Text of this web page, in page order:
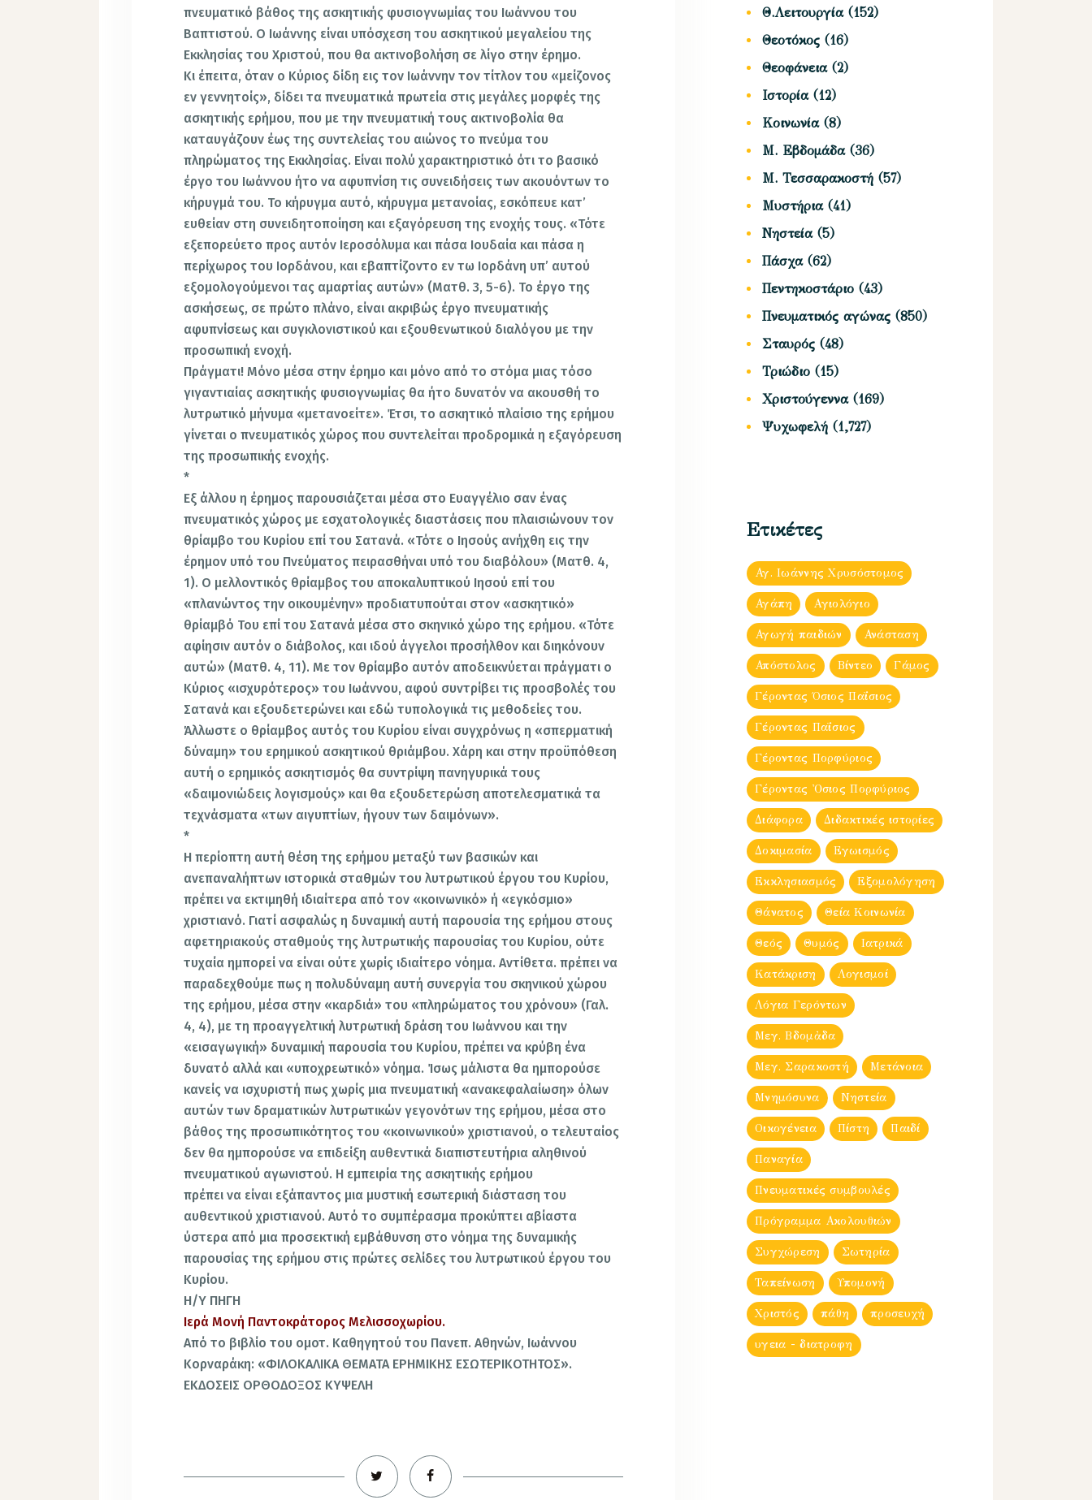
πνευματικό βάθος της ασκητικής φυσιογνωμίας του Ιωάννου του
Βαπτιστού. Ο Ιωάννης είναι υπόσχεση του ασκητικού μεγαλείου της
Εκκλησίας του Χριστού, που θα ακτινοβολήση σε λίγο στην έρημο.
Κι έπειτα, όταν ο Κύριος δίδη εις τον Ιωάννην τον τίτλον του «μείζονος
εν γεννητοίς», δίδει τα πνευματικά πρωτεία στις μεγάλες μορφές της
ασκητικής ερήμου, που με την πνευματική τους ακτινοβολία θα
καταυγάζουν έως της συντελείας του αιώνος το πνεύμα του
πληρώματος της Εκκλησίας. Είναι πολύ χαρακτηριστικό ότι το βασικό
έργο του Ιωάννου ήτο να αφυπνίση τις συνειδήσεις των ακουόντων το
κήρυγμά του. Το κήρυγμα αυτό, κήρυγμα μετανοίας, εσκόπευε κατ’
ευθείαν στη συνειδητοποίηση και εξαγόρευση της ενοχής τους. «Τότε
εξεπορεύετο προς αυτόν Ιεροσόλυμα και πάσα Ιουδαία και πάσα η
περίχωρος του Ιορδάνου, και εβαπτίζοντο εν τω Ιορδάνη υπ’ αυτού
εξομολογούμενοι τας αμαρτίας αυτών» (Ματθ. 3, 5-6). Το έργο της
ασκήσεως, σε πρώτο πλάνο, είναι ακριβώς έργο πνευματικής
αφυπνίσεως και συγκλονιστικού και εξουθενωτικού διαλόγου με την
προσωπική ενοχή.
Πράγματι! Μόνο μέσα στην έρημο και μόνο από το στόμα μιας τόσο
γιγαντιαίας ασκητικής φυσιογνωμίας θα ήτο δυνατόν να ακουσθή το
λυτρωτικό μήνυμα «μετανοείτε». Έτσι, το ασκητικό πλαίσιο της ερήμου
γίνεται ο πνευματικός χώρος που συντελείται προδρομικά η εξαγόρευση
της προσωπικής ενοχής.
*
Εξ άλλου η έρημος παρουσιάζεται μέσα στο Ευαγγέλιο σαν ένας
πνευματικός χώρος με εσχατολογικές διαστάσεις που πλαισιώνουν τον
θρίαμβο του Κυρίου επί του Σατανά. «Τότε ο Ιησούς ανήχθη εις την
έρημον υπό του Πνεύματος πειρασθήναι υπό του διαβόλου» (Ματθ. 4,
1). Ο μελλοντικός θρίαμβος του αποκαλυπτικού Ιησού επί του
«πλανώντος την οικουμένην» προδιατυπούται στον «ασκητικό»
θρίαμβό Του επί του Σατανά μέσα στο σκηνικό χώρο της ερήμου. «Τότε
αφίησιν αυτόν ο διάβολος, και ιδού άγγελοι προσήλθον και διηκόνουν
αυτώ» (Ματθ. 4, 11). Με τον θρίαμβο αυτόν αποδεικνύεται πράγματι ο
Κύριος «ισχυρότερος» του Ιωάννου, αφού συντρίβει τις προσβολές του
Σατανά και εξουδετερώνει και εδώ τυπολογικά τις μεθοδείες του.
Άλλωστε ο θρίαμβος αυτός του Κυρίου είναι συγχρόνως η «σπερματική
δύναμη» του ερημικού ασκητικού θριάμβου. Χάρη και στην προϋπόθεση
αυτή ο ερημικός ασκητισμός θα συν­τρίψη πανηγυρικά τους
«δαιμονιώδεις λογισμούς» και θα εξουδετερώση αποτελεσματικά τα
τεχνάσματα «των αιγυπτίων, ήγουν των δαιμόνων».
*
Η περίοπτη αυτή θέση της ερήμου μεταξύ των βασικών και
ανεπαναλήπτων ιστορικά σταθμών του λυτρωτικού έργου του Κυρίου,
πρέπει να εκτιμηθή ιδιαίτερα από τον «κοινωνικό» ή «εγκόσμιο»
χριστιανό. Γιατί ασφαλώς η δυναμική αυτή παρουσία της ερήμου στους
αφετηριακούς σταθμούς της λυτρωτικής παρουσίας του Κυρίου, ούτε
τυχαία ημπορεί να είναι ούτε χωρίς ιδιαίτερο νόημα. Αντίθετα. πρέπει να
παραδεχθούμε πως η πολυδύναμη αυτή συνεργία του σκηνικού χώρου
της ερήμου, μέσα στην «καρδιά» του «πληρώματος του χρόνου» (Γαλ.
4, 4), με τη προαγγελτική λυτρωτική δράση του Ιωάννου και την
«εισαγωγική» δυναμική παρουσία του Κυρίου, πρέπει να κρύβη ένα
δυνατό αλλά και «υποχρεωτικό» νόημα. Ίσως μάλιστα θα ημπορούσε
κανείς να ισχυριστή πως χωρίς μια πνευματική «ανακεφαλαίωση» όλων
αυτών των δραματικών λυτρωτικών γεγονότων της ερήμου, μέσα στο
βάθος της προσωπικότητος του «κοινωνικού» χριστιανού, ο τελευταίος
δεν θα ημπορούσε να επιδείξη αυθεντικά διαπιστευτήρια αληθινού
πνευματικού αγωνιστού. Η εμπειρία της ασκητικής ερήμου
πρέπει να είναι εξάπαντος μια μυστική εσωτερική διάσταση του
αυθεντικού χριστιανού. Αυτό το συμπέρασμα προκύπτει αβίαστα
ύστερα από μια προσεκτική εμβάθυνση στο νόημα της δυναμικής
παρουσίας της ερήμου στις πρώτες σελίδες του λυτρωτικού έργου του
Κυρίου.
Η/Υ ΠΗΓΗ
Ιερά Μονή Παντοκράτορος Μελισσοχωρίου.
Από το βιβλίο του ομοτ. Καθηγητού του Πανεπ. Αθηνών, Ιωάννου
Κορναράκη: «ΦΙΛΟΚΑΛΙΚΑ ΘΕΜΑΤΑ ΕΡΗΜΙΚΗΣ ΕΣΩΤΕΡΙΚΟΤΗΤΟΣ».
ΕΚΔΟΣΕΙΣ ΟΡΘΟΔΟΞΟΣ ΚΥΨΕΛΗ
Θ.Λειτουργία(152)
Θεοτόκος (16)
Θεοφάνεια(2)
Ιστορία(12)
Κοινωνία(8)
Μ. Εβδομάδα(36)
Μ. Τεσσαρακοστή (57)
Μυστήρια(41)
Νηστεία(5)
Πάσχα(62)
Πεντηκοστάριο (43)
Πνευματικός αγώνας (850)
Σταυρός (48)
Τριώδιο (15)
Χριστούγεννα(169)
Ψυχωφελή (1,727)
Ετικέτες
Αγ. Ιωάννης Χρυσόστομος
Αγάπη Αγιολόγιο
Αγωγή παιδιών Ανάσταση
Απόστολος Βίντεο Γάμος
Γέροντας Όσιος Παΐσιος
Γέροντας Παΐσιος
Γέροντας Πορφύριος
Γέροντας Ὀσιος Πορφύριος
Διάφορα Διδακτικές ιστορίες
Δοκιμασία Εγωισμός
Εκκλησιασμός Εξομολόγηση
Θάνατος Θεία Κοινωνία
Θεός Θυμός Ιατρικά
Κατάκριση Λογισμοί
Λόγια Γερόντων
Μεγ. Βδομἀδα
Μεγ. Σαρακοστή Μετάνοια
Μνημόσυνα Νηστεία
Οικογένεια Πίστη Παιδί
Παναγία
Πνευματικές συμβουλές
Πρόγραμμα Ακολουθιών
Συγχώρεση Σωτηρία
Ταπείνωση Υπομονή
Χριστός πάθη προσευχή
υγεια - διατροφη